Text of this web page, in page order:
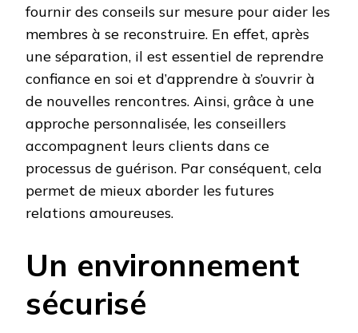
fournir des conseils sur mesure pour aider les
membres à se reconstruire. En effet, après
une séparation, il est essentiel de reprendre
confiance en soi et d’apprendre à s’ouvrir à
de nouvelles rencontres. Ainsi, grâce à une
approche personnalisée, les conseillers
accompagnent leurs clients dans ce
processus de guérison. Par conséquent, cela
permet de mieux aborder les futures
relations amoureuses.
Un environnement
sécurisé